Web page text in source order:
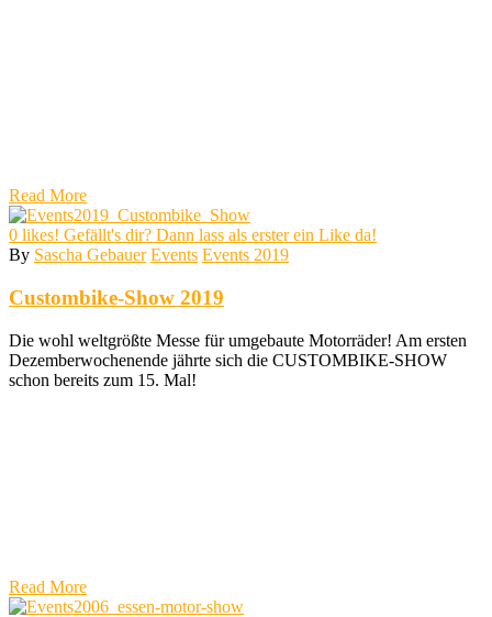
Read More
0 likes! Gefällt's dir? Dann lass als erster ein Like da!
By Sascha Gebauer Events Events 2019
Custombike-Show 2019
Die wohl weltgrößte Messe für umgebaute Motorräder! Am ersten
Dezemberwochenende jährte sich die CUSTOMBIKE-SHOW
schon bereits zum 15. Mal!
Read More